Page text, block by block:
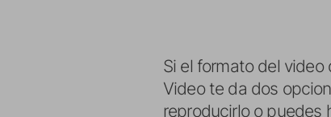
Si el formato del
Video te da dos
reproducirlo o puedes